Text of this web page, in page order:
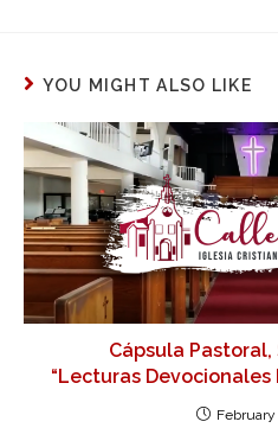
YOU MIGHT ALSO LIKE
Cápsula Pastoral,
“Lecturas Devocionales
February